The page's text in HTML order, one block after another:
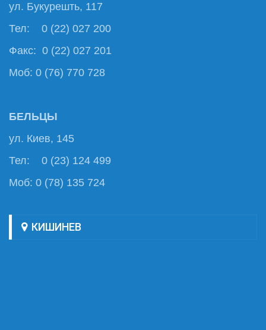
ул. Букурешть, 117
Тел: 0 (22) 027 200
Факс: 0 (22) 027 201
Моб: 0 (76) 770 728
БЕЛЬЦЫ
ул. Киев, 145
Тел: 0 (23) 124 499
Моб: 0 (78) 135 724
КИШИНЕВ